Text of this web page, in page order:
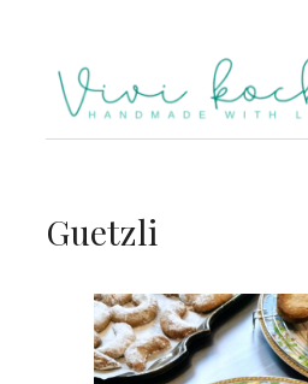
Guetzli